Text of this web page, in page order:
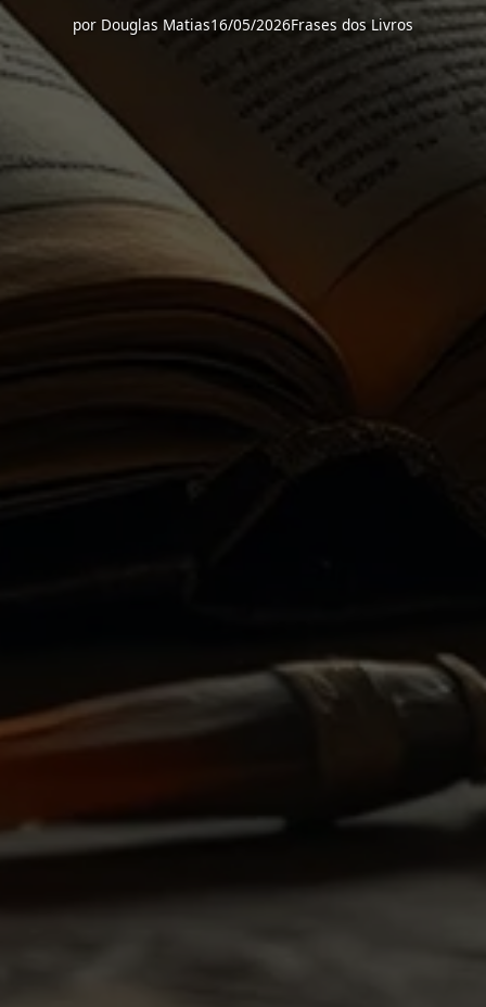
por Douglas Matias16/05/2026Frases dos Livros